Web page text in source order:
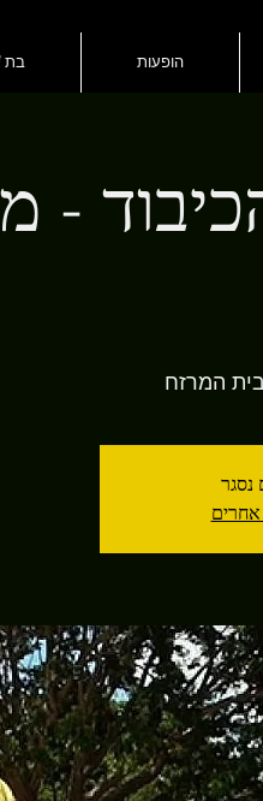
בת הופעות
-
המרזח
נסגר
אחרים